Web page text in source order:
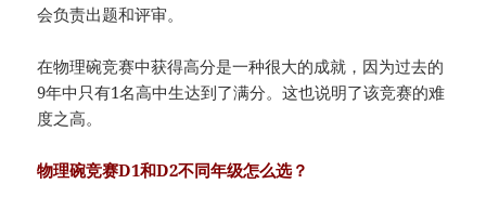
会负责出题和评审。
在物理碗竞赛中获得高分是一种很大的成就，因为过去的
9年中只有1名高中生达到了满分。这也说明了该竞赛的难
度之高。
物理碗竞赛D1和D2不同年级怎么选？